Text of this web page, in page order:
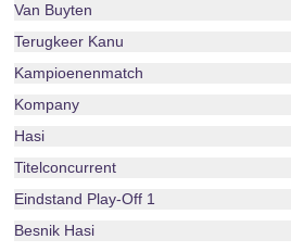
Van Buyten
Terugkeer Kanu
Kampioenenmatch
Kompany
Hasi
Titelconcurrent
Eindstand Play-Off 1
Besnik Hasi